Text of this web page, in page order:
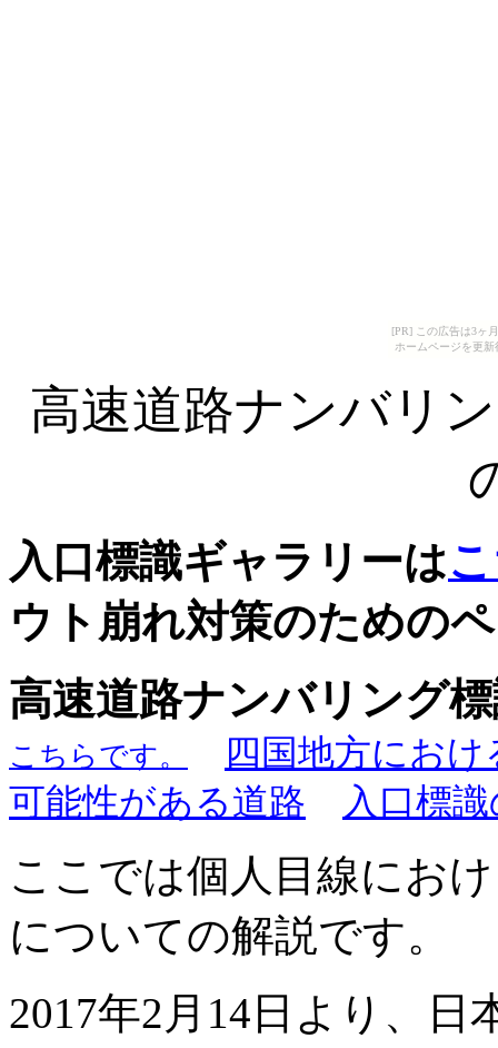
[PR] この広告は3ヶ
ホームページを更
高速道路ナンバリ
入口標識ギャラリーは
ウト崩れ対策のための
高速道路ナンバリング
こちらです。
四国地方にお
可能性がある道路
入口標
ここでは個人目線にお
についての解説です。
2017年2 月 14 日より、日